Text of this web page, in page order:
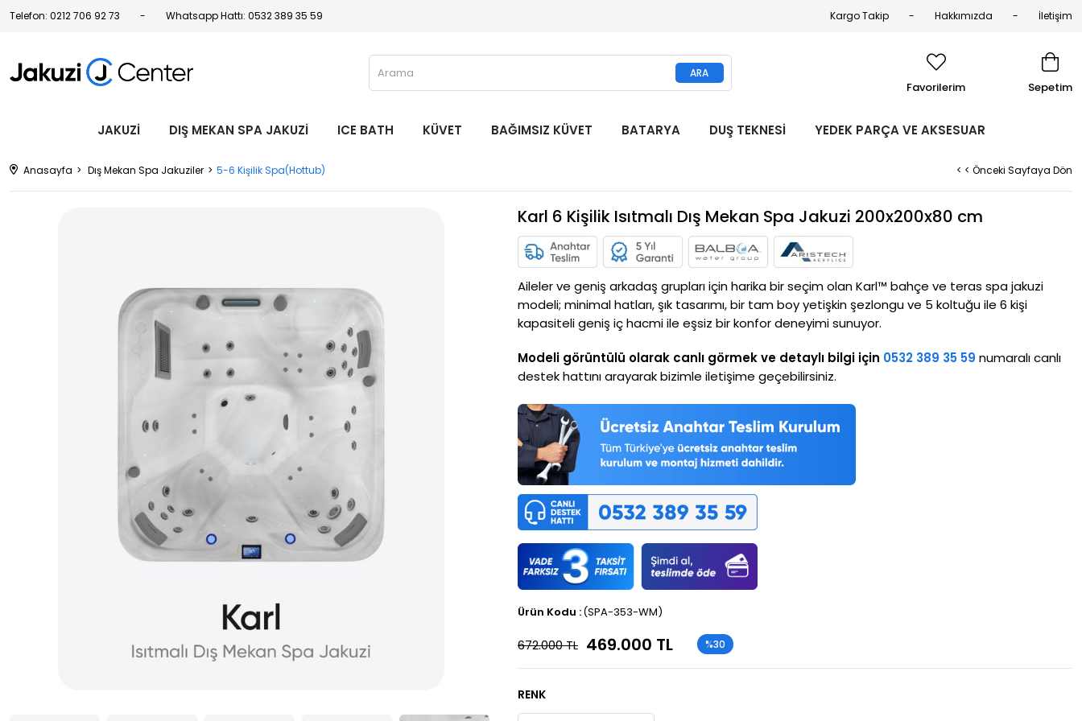
Telefon: 0212 706 92 73 Whatsapp Hattı: 0532 389 35 59 Kargo Takip Hakkımızda İletişim
Sepetim
Favorilerim
JAKUZİ DIŞ MEKAN SPA JAKUZİ ICE BATH KÜVET BAĞIMSIZ KÜVET BATARYA DUŞ TEKNESİ YEDEK PARÇA VE AKSESUAR
Anasayfa Dış Mekan Spa Jakuziler 5-6 Kişilik Spa(Hottub) < < Önceki Sayfaya Dön
Karl 6 Kişilik Isıtmalı Dış Mekan Spa Jakuzi 200x200x80 cm
Aileler ve geniş arkadaş grupları için harika bir seçim olan Karl™ bahçe ve teras spa jakuzi
modeli; minimal hatları, şık tasarımı, bir tam boy yetişkin şezlongu ve 5 koltuğu ile 6 kişi
kapasiteli geniş iç hacmi ile eşsiz bir konfor deneyimi sunuyor.
Modeli görüntülü olarak canlı görmek ve detaylı bilgi için 0532 389 35 59 numaralı canlı
destek hattını arayarak bizimle iletişime geçebilirsiniz.
(SPA-353-WM)
672.000 TL 469.000 TL %30
RENK